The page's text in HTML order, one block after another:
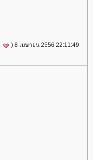
) 8 เมษายน 2556 22:11:49